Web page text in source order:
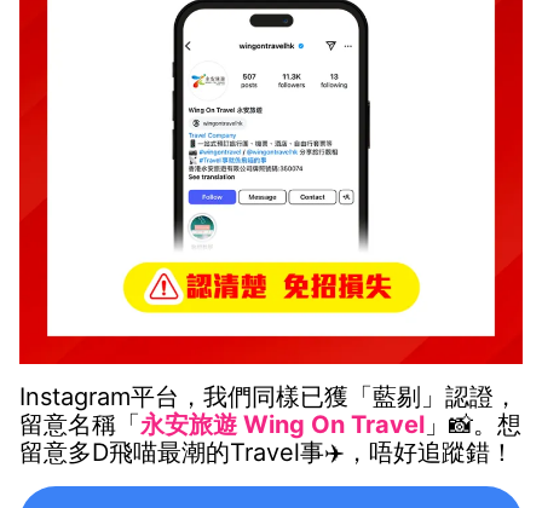
Instagram平台，我們同樣已獲「藍剔」認證，
留意名稱「永安旅遊 Wing On Travel 」📸。想
留意多D飛喵最潮的Travel事✈️，唔好追蹤錯！